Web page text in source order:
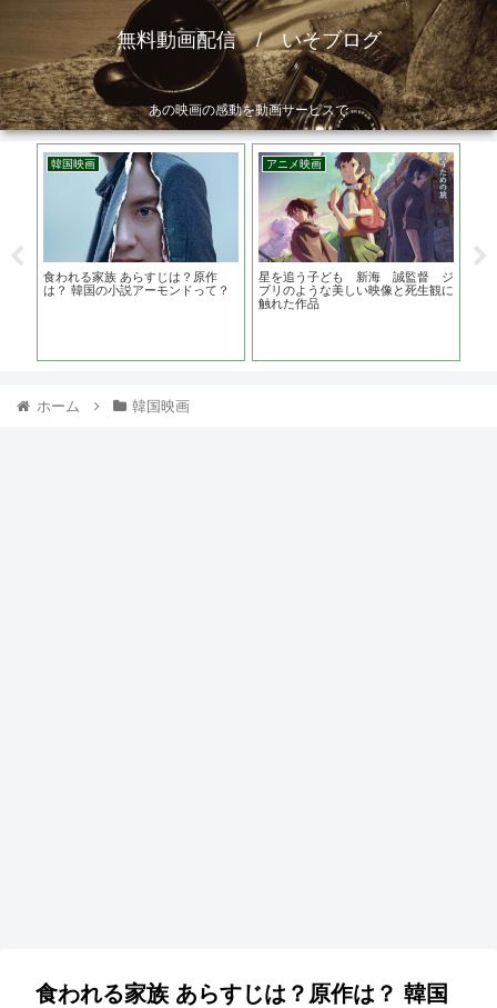
無料動画配信 / いそブログ
あの映画の感動を動画サービスで
追う子ども 新海 誠監督 ジ
のような美しい映像と死生観に
夏時間 あらすじは？キャストは？
監督は？ 釜山国際映画祭４部門受
邦画
ちょっと思い
は？監督は？
ホーム 韓国映画
食われる家族 あらすじは？原作は？ 韓国